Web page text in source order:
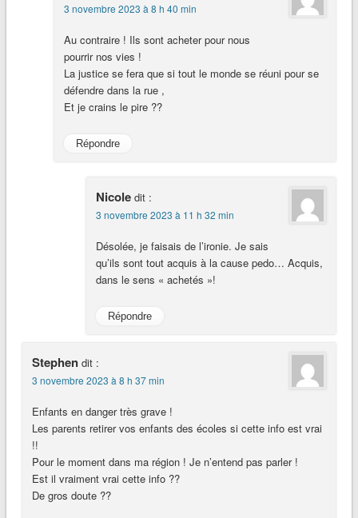
3 novembre 2023 à 8 h 40 min
Au contraire ! Ils sont acheter pour nous
pourrir nos vies !
La justice se fera que si tout le monde se réuni pour se
défendre dans la rue ,
Et je crains le pire ??
Répondre
Nicole dit :
3 novembre 2023 à 11 h 32 min
Désolée, je faisais de l’ironie. Je sais
qu’ils sont tout acquis à la cause pedo… Acquis,
dans le sens « achetés »!
Répondre
Stephen dit :
3 novembre 2023 à 8 h 37 min
Enfants en danger très grave !
Les parents retirer vos enfants des écoles si cette info est vrai
!!
Pour le moment dans ma région ! Je n’entend pas parler !
Est il vraiment vrai cette info ??
De gros doute ??